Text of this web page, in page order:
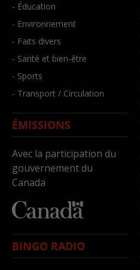
- Éducation
- Environnement
- Faits divers
- Santé et bien-être
- Sports
- Transport / Circulation
ÉMISSIONS
Avec la participation du
gouvernement du
Canada
BINGO RADIO